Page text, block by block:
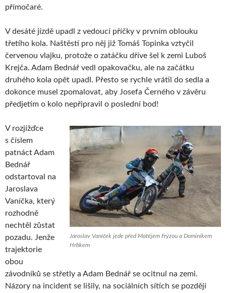
přímočaré.
V desáté jízdě upadl z vedoucí příčky v prvním oblouku
třetího kola. Naštěstí pro něj již Tomáš Topinka vztyčil
červenou vlajku, protože o zatáčku dříve šel k zemi Luboš
Krejča. Adam Bednář vedl opakovačku, ale na začátku
druhého kola opět upadl. Přesto se rychle vrátil do sedla a
dokonce musel zpomalovat, aby Josefa Černého v závěru
předjetím o kolo nepřipravil o poslední bod!
Jaroslav Vaníček jede před Matějem Frýzou a Dominikem
Hrbkem
V rozjížďce
s číslem
patnáct Adam
Bednář
odstartoval na
Jaroslava
Vaníčka, který
rozhodně
nechtěl zůstat
pozadu. Jenže
trajektorie
obou
závodníků se střetly a Adam Bednář se ocitnul na zemi.
Názory na incident se lišily, na sociálních sítích se později